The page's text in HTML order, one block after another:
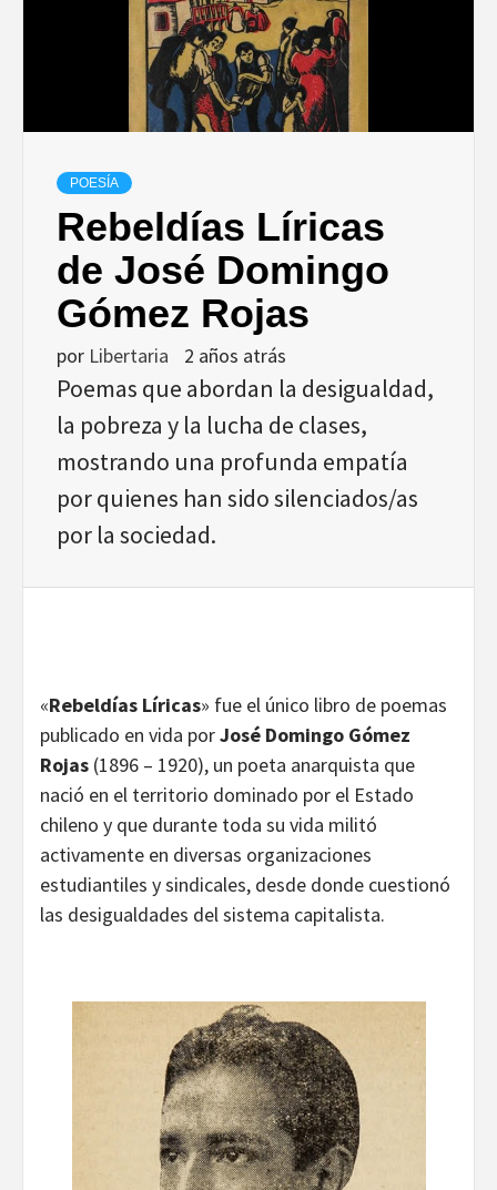
POESÍA
Rebeldías Líricas
de José Domingo
Gómez Rojas
por Libertaria 2 años atrás
Poemas que abordan la desigualdad,
la pobreza y la lucha de clases,
mostrando una profunda empatía
por quienes han sido silenciados/as
por la sociedad.
«Rebeldías Líricas» fue el único libro de poemas
publicado en vida porJosé Domingo Gómez
Rojas (1896 – 1920), un poeta anarquista que
nació en el territorio dominado por el Estado
chileno y que durante toda su vida militó
activamente en diversas organizaciones
estudiantiles y sindicales, desde donde cuestionó
las desigualdades del sistema capitalista.